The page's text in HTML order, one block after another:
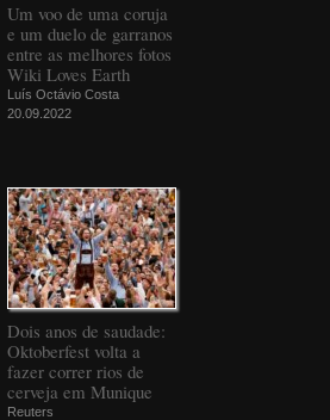
Um voo de uma coruja
e um duelo de garranos
entre as melhores fotos
Wiki Loves Earth
Luís Octávio Costa
20.09.2022
Dois anos de saudade:
Oktoberfest volta a
fazer correr rios de
cerveja em Munique
Reuters